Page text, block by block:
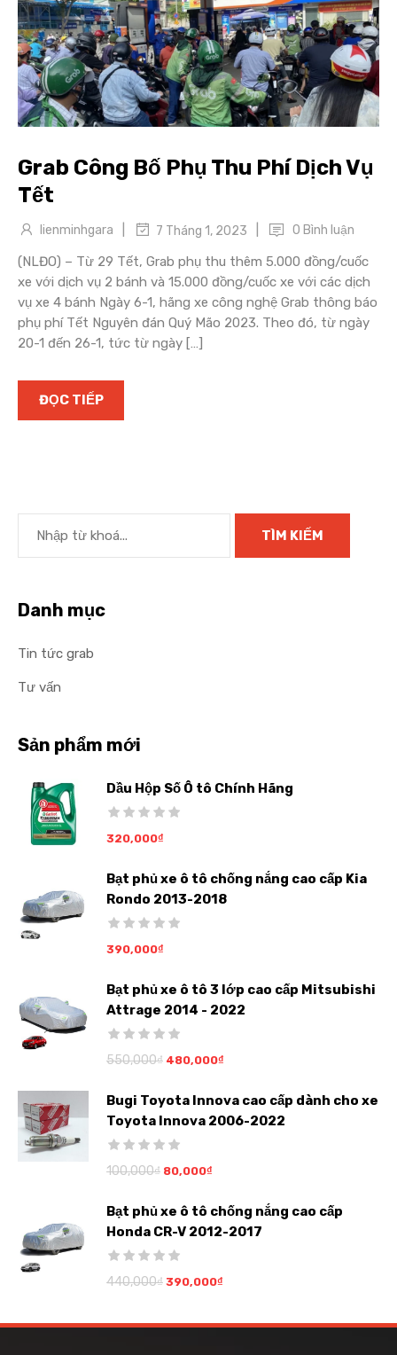
Grab Công Bố Phụ Thu Phí Dịch Vụ
Tết
lienminhgara 7 Tháng 1, 2023 0 Bình luận
(NLĐO) – Từ 29 Tết, Grab phụ thu thêm 5.000 đồng/cuốc
xe với dịch vụ 2 bánh và 15.000 đồng/cuốc xe với các dịch
vụ xe 4 bánh Ngày 6-1, hãng xe công nghệ Grab thông báo
phụ phí Tết Nguyên đán Quý Mão 2023. Theo đó, từ ngày
20-1 đến 26-1, tức từ ngày […]
ĐỌC TIẾP
Danh mục
Tin tức grab
Tư vấn
Sản phẩm mới
Dầu Hộp Số Ô tô Chính Hãng
320,000₫
Bạt phủ xe ô tô chống nắng cao cấp Kia
Rondo 2013-2018
390,000₫
Bạt phủ xe ô tô 3 lớp cao cấp Mitsubishi
Attrage 2014 - 2022
550,000₫ 480,000₫
Bugi Toyota Innova cao cấp dành cho xe
Toyota Innova 2006-2022
100,000₫ 80,000₫
Bạt phủ xe ô tô chống nắng cao cấp
Honda CR-V 2012-2017
440,000₫ 390,000₫